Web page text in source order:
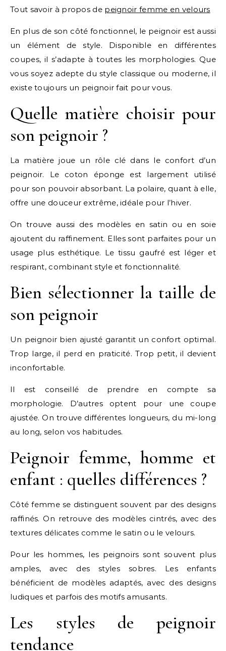
Tout savoir à propos de peignoir femme en velours
En plus de son côté fonctionnel, le peignoir est aussi
un élément de style. Disponible en différentes
coupes, il s’adapte à toutes les morphologies. Que
vous soyez adepte du style classique ou moderne, il
existe toujours un peignoir fait pour vous.
Quelle matière choisir pour
son peignoir ?
La matière joue un rôle clé dans le confort d’un
peignoir. Le coton éponge est largement utilisé
pour son pouvoir absorbant. La polaire, quant à elle,
offre une douceur extrême, idéale pour l’hiver.
On trouve aussi des modèles en satin ou en soie
ajoutent du raffinement. Elles sont parfaites pour un
usage plus esthétique. Le tissu gaufré est léger et
respirant, combinant style et fonctionnalité.
Bien sélectionner la taille de
son peignoir
Un peignoir bien ajusté garantit un confort optimal.
Trop large, il perd en praticité. Trop petit, il devient
inconfortable.
Il est conseillé de prendre en compte sa
morphologie. D’autres optent pour une coupe
ajustée. On trouve différentes longueurs, du mi-long
au long, selon vos habitudes.
Peignoir femme, homme et
enfant : quelles différences ?
Côté femme se distinguent souvent par des designs
raffinés. On retrouve des modèles cintrés, avec des
textures délicates comme le satin ou le velours.
Pour les hommes, les peignoirs sont souvent plus
amples, avec des styles sobres. Les enfants
bénéficient de modèles adaptés, avec des designs
ludiques et parfois des motifs amusants.
Les styles de peignoir
tendance